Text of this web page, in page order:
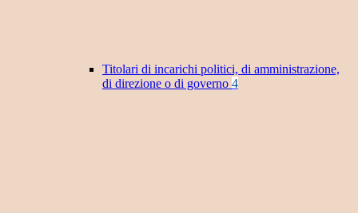
Titolari di incarichi politici, di amministrazione,
di direzione o di governo 4